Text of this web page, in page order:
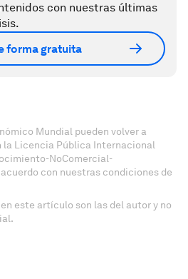
con nuestras últimas
forma gratuita
Mundial pueden volver a
la Licencia Pública Internacional
NoComercial-
con nuestras condiciones de
este artículo son las del autor y no